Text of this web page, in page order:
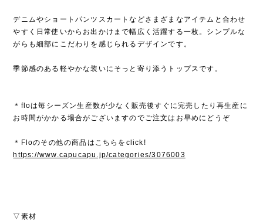
デニムやショートパンツスカートなどさまざまなアイテムと合わせ
やすく日常使いからお出かけまで幅広く活躍する一枚。シンプルな
がらも細部にこだわりを感じられるデザインです。
季節感のある軽やかな装いにそっと寄り添うトップスです。
＊floは毎シーズン生産数が少なく販売後すぐに完売したり再生産に
お時間がかかる場合がございますのでご注文はお早めにどうぞ
＊Floのその他の商品はこちらをclick!
https://www.capucapu.jp/categories/3076003
▽素材